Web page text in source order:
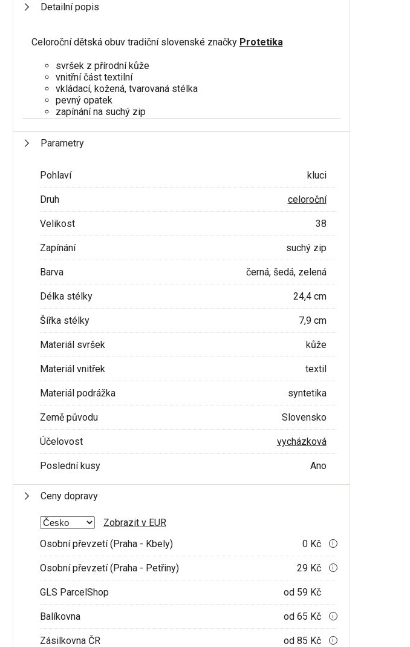
Detailní popis
Celoroční dětská obuv tradiční slovenské značky Protetika
svršek z přírodní kůže
vnitřní část textilní
vkládací, kožená, tvarovaná stélka
pevný opatek
zapínání na suchý zip
Parametry
Pohlaví kluci
Druh celoroční
Velikost 38
Zapínání suchý zip
Barva černá, šedá, zelená
Délka stélky 24,4 cm
Šířka stélky 7,9 cm
Materiál svršek kůže
Materiál vnitřek textil
Materiál podrážka syntetika
Země původu Slovensko
Účelovost vycházková
Poslední kusy Ano
Ceny dopravy
Zobrazit v EUR
Osobní převzetí (Praha - Kbely)
0 Kč i
Osobní převzetí (Praha - Petřiny) 29 Kč i
GLS ParcelShop od 59 Kč
Balíkovna od 65 Kč i
Zásilkovna ČR od 85 Kč i